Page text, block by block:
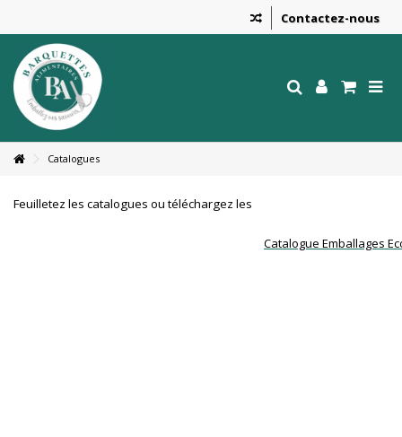
Contactez-nous
Catalogues
Feuilletez les catalogues ou téléchargez les
Catalogue Emballages